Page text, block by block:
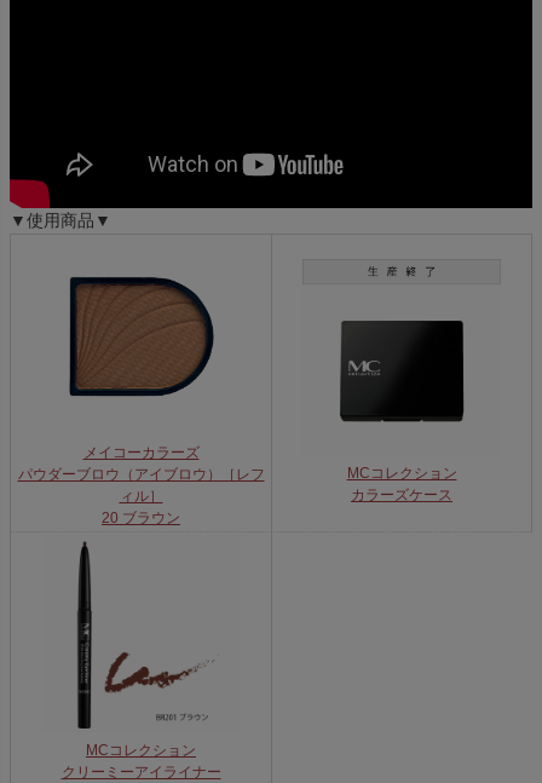
▼使用商品▼
メイコーカラーズ
パウダーブロウ（アイブロウ）［レフ
ィル］
20 ブラウン
MCコレクション
カラーズケース
MCコレクション
クリーミーアイライナー